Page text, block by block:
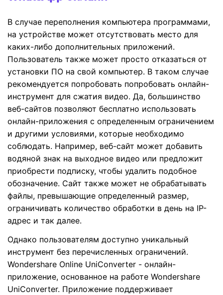
В случае переполнения компьютера программами,
на устройстве может отсутствовать место для
каких-либо дополнительных приложений.
Пользователь также может просто отказаться от
установки ПО на свой компьютер. В таком случае
рекомендуется попробовать попробовать онлайн-
инструмент для сжатия видео. Да, большинство
веб-сайтов позволяют бесплатно использовать
онлайн-приложения с определенным ограничением
и другими условиями, которые необходимо
соблюдать. Например, веб-сайт может добавить
водяной знак на выходное видео или предложит
приобрести подписку, чтобы удалить подобное
обозначение. Сайт также может не обрабатывать
файлы, превышающие определенный размер,
ограничивать количество обработки в день на IP-
адрес и так далее.
Однако пользователям доступно уникальный
инструмент без перечисленных ограничений.
Wondershare Online UniConverter - онлайн-
приложение, основанное на работе Wondershare
UniConverter. Приложение поддерживает